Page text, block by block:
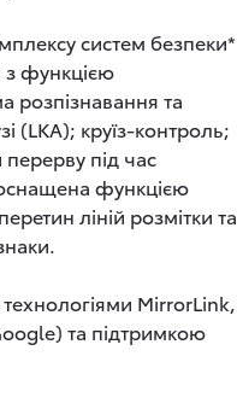
систем безпеки*
з функцією
розпізнавання та
(LKA); круїз-контроль;
під час
функцією
ліній розмітки та
MirrorLink,
та підтримкою